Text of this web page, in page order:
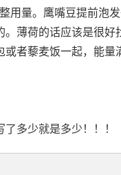
用量。鹰嘴豆提前泡
薄荷的话应该是很好
者藜麦饭一起，能量
多少就是多少！！！